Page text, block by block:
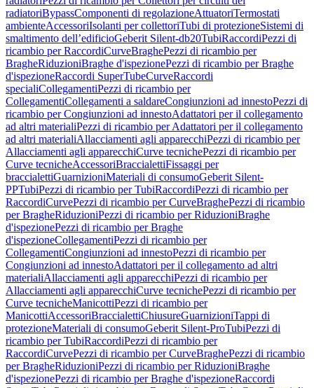
radiatoriBypassComponenti di regolazioneAttuatoriTermostati
ambienteAccessoriIsolanti per collettoriTubi di protezioneSistemi di
smaltimento dell’edificioGeberit Silent-db20TubiRaccordiPezzi di
ricambio per RaccordiCurveBraghePezzi di ricambio per
BragheRiduzioniBraghe d'ispezionePezzi di ricambio per Braghe
d'ispezioneRaccordi SuperTubeCurveRaccordi
specialiCollegamentiPezzi di ricambio per
CollegamentiCollegamenti a saldareCongiunzioni ad innestoPezzi di
ricambio per Congiunzioni ad innestoAdattatori per il collegamento
ad altri materialiPezzi di ricambio per Adattatori per il collegamento
ad altri materialiAllacciamenti agli apparecchiPezzi di ricambio per
Allacciamenti agli apparecchiCurve tecnichePezzi di ricambio per
Curve tecnicheAccessoriBraccialettiFissaggi per
braccialettiGuarnizioniMateriali di consumoGeberit Silent-
PPTubiPezzi di ricambio per TubiRaccordiPezzi di ricambio per
RaccordiCurvePezzi di ricambio per CurveBraghePezzi di ricambio
per BragheRiduzioniPezzi di ricambio per RiduzioniBraghe
d'ispezionePezzi di ricambio per Braghe
d'ispezioneCollegamentiPezzi di ricambio per
CollegamentiCongiunzioni ad innestoPezzi di ricambio per
Congiunzioni ad innestoAdattatori per il collegamento ad altri
materialiAllacciamenti agli apparecchiPezzi di ricambio per
Allacciamenti agli apparecchiCurve tecnichePezzi di ricambio per
Curve tecnicheManicottiPezzi di ricambio per
ManicottiAccessoriBraccialettiChiusureGuarnizioniTappi di
protezioneMateriali di consumoGeberit Silent-ProTubiPezzi di
ricambio per TubiRaccordiPezzi di ricambio per
RaccordiCurvePezzi di ricambio per CurveBraghePezzi di ricambio
per BragheRiduzioniPezzi di ricambio per RiduzioniBraghe
d'ispezionePezzi di ricambio per Braghe d'ispezioneRaccordi